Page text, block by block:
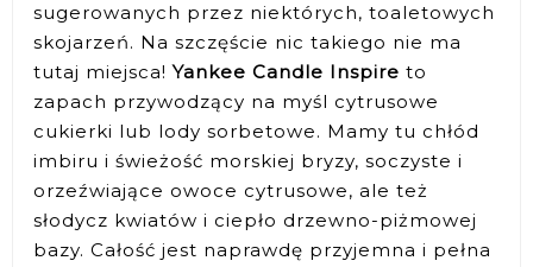
sugerowanych przez niektórych, toaletowych
skojarzeń. Na szczęście nic takiego nie ma
tutaj miejsca!Yankee Candle Inspire to
zapach przywodzący na myśl cytrusowe
cukierki lub lody sorbetowe. Mamy tu chłód
imbiru i świeżość morskiej bryzy, soczyste i
orzeźwiające owoce cytrusowe, ale też
słodycz kwiatów i ciepło drzewno-piżmowej
bazy. Całość jest naprawdę przyjemna i pełna